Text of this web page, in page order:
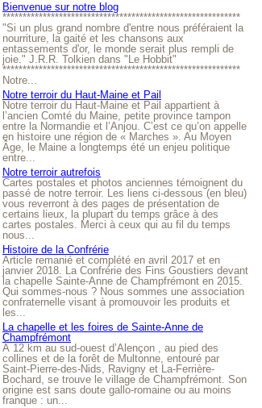
Bienvenue sur notre blog
***********************************************************
"Si un plus grand nombre d'entre nous préféraient la
nourriture, la gaité et les chansons aux
entassements d'or, le monde serait plus rempli de
joie." J.R.R. Tolkien dans "Le Hobbit"
***********************************************************
Notre...
Notre terroir du Haut-Maine et Pail
Notre terroir du Haut-Maine et Pail appartient à
l’ancien Comté du Maine, petite province tampon
entre la Normandie et l’Anjou. C’est ce qu’on appelle
en histoire une région de « Marches ». Au Moyen
Âge, le Maine a longtemps été un enjeu politique
entre...
Notre terroir autrefois
Cartes postales et photos anciennes témoignent du
passé de notre terroir. Les liens ci-dessous (en bleu)
vous reverront à des pages de présentation de
certains lieux, la plupart du temps grâce à des
cartes postales. Merci à ceux qui au fil du temps
nous...
Histoire de la Confrérie
Article remanié et complété en avril 2017 et en
janvier 2018. La Confrérie des Fins Goustiers devant
la chapelle Sainte-Anne de Champfrémont en 2015.
Qui sommes-nous ? Nous sommes une association
confraternelle visant à promouvoir les produits et
les...
La chapelle et les foires de Sainte-Anne de
Champfrémont
À 12 km au sud-ouest d’Alençon , au pied des
collines et de la forêt de Multonne, entouré par
Saint-Pierre-des-Nids, Ravigny et La-Ferrière-
Bochard, se trouve le village de Champfrémont. Son
origine est sans doute gallo-romaine ou au moins
franque : un...